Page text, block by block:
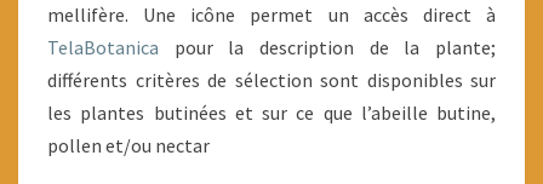
mellifère. Une icône permet un accès direct à
TelaBotanica pour la description de la plante;
différents critères de sélection sont disponibles sur
les plantes butinées et sur ce que l’abeille butine,
pollen et/ou nectar